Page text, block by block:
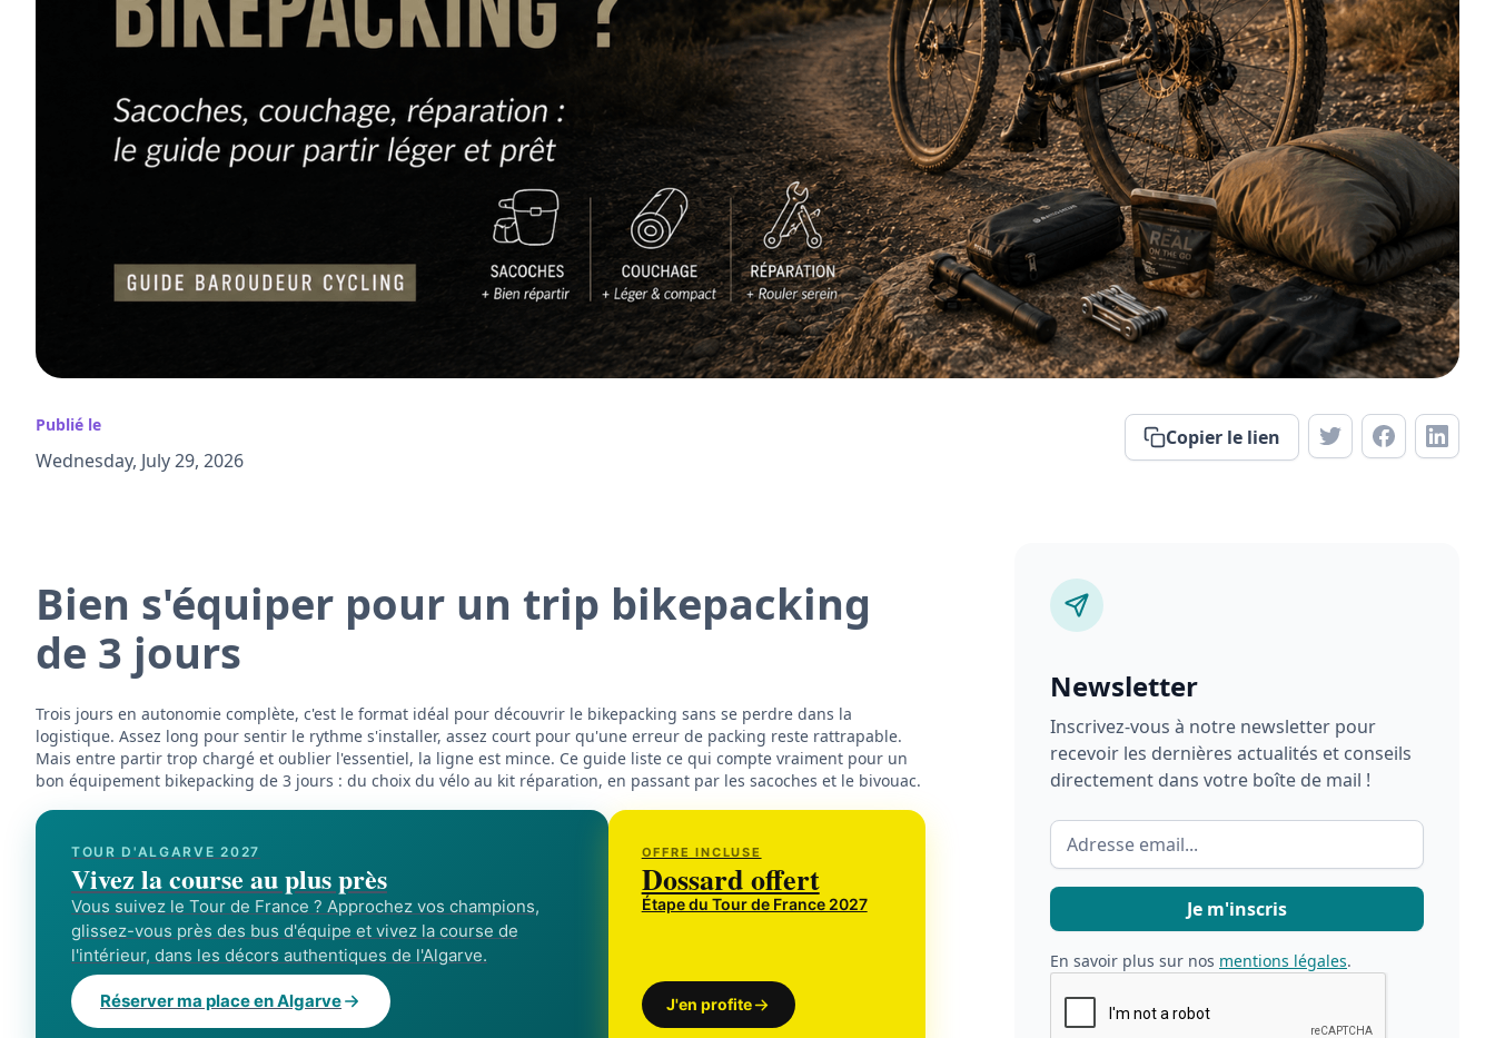
Publié le
Wednesday, July 29, 2026
Copier le lien
Bien s'équiper pour un trip bikepacking
de 3 jours
Trois jours en autonomie complète, c'est le format idéal pour découvrir le bikepacking sans se perdre dans la
logistique. Assez long pour sentir le rythme s'installer, assez court pour qu'une erreur de packing reste rattrapable.
Mais entre partir trop chargé et oublier l'essentiel, la ligne est mince. Ce guide liste ce qui compte vraiment pour un
bon équipement bikepacking de 3 jours : du choix du vélo au kit réparation, en passant par les sacoches et le bivouac.
TOUR D'ALGARVE 2027
Vivez la course au plus près
Vous suivez le Tour de France ? Approchez vos champions,
glissez-vous près des bus d'équipe et vivez la course de
l'intérieur, dans les décors authentiques de l'Algarve.
Réserver ma place en Algarve
OFFRE INCLUSE
Dossard offert
Étape du Tour de France 2027
J'en profite
Newsletter
Inscrivez-vous à notre newsletter pour
recevoir les dernières actualités et conseils
directement dans votre boîte de mail !
En savoir plus sur nos mentions légales.